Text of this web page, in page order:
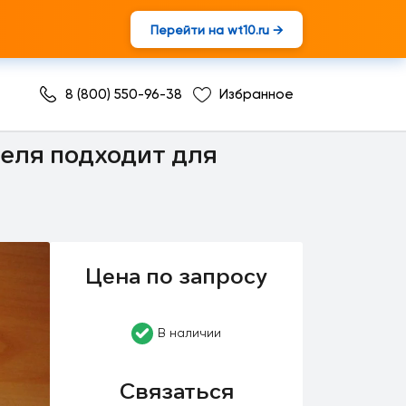
Перейти на wt10.ru →
8 (800) 550-96-38 Избранное
подходит для
Цена по запросу
В наличии
Связаться